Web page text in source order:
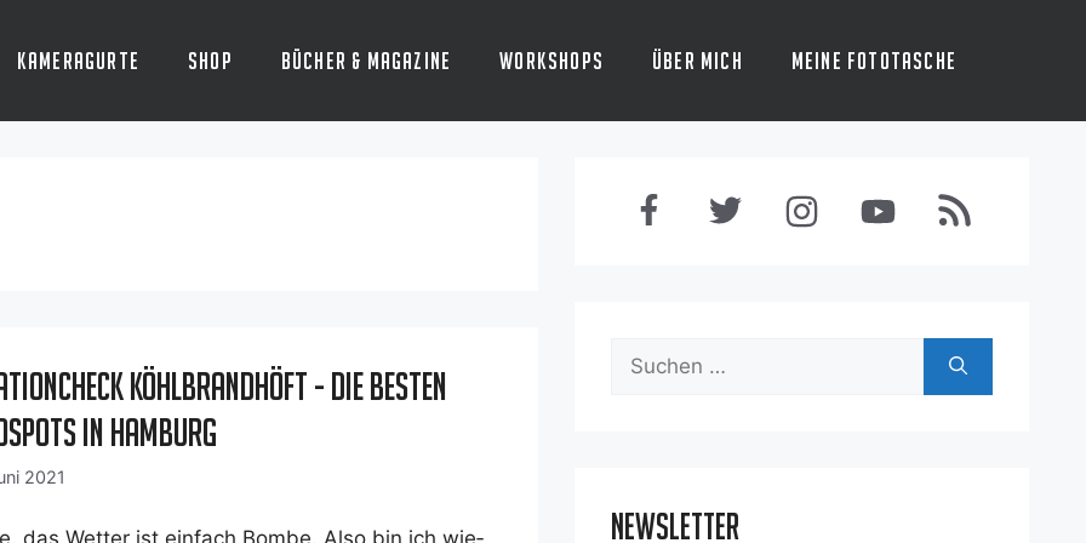
Kameragurte Shop Bücher & Magazine Workshops Über mich Meine Fototasche
Köhlbrandhöft - Die besten
in Hamburg
2021
das Wet­ter ist ein­fach Bom­be. Also bin ich wie­
Suchen
Newsletter